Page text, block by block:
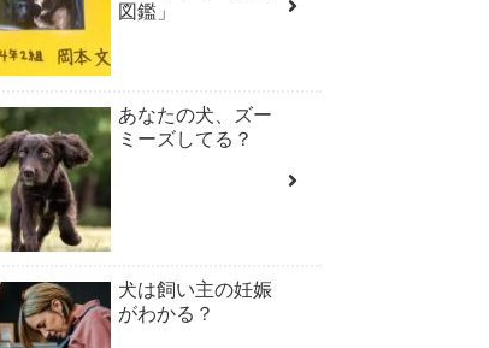
図鑑」
あなたの犬、ズー
ミーズしてる？
犬は飼い主の妊娠
がわかる？